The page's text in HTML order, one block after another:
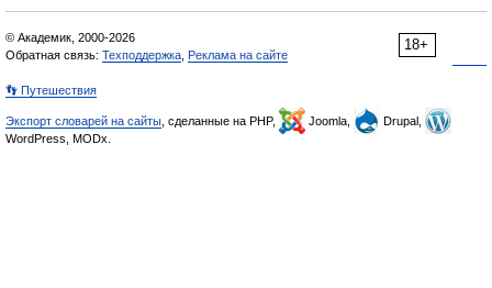
18+
© Академик, 2000-2026
Обратная связь: Техподдержка Реклама на сайте
👣 Путешествия
Экспорт словарей на сайты , сделанные на PHP, Joomla,
Drupal,
WordPress, MODx.